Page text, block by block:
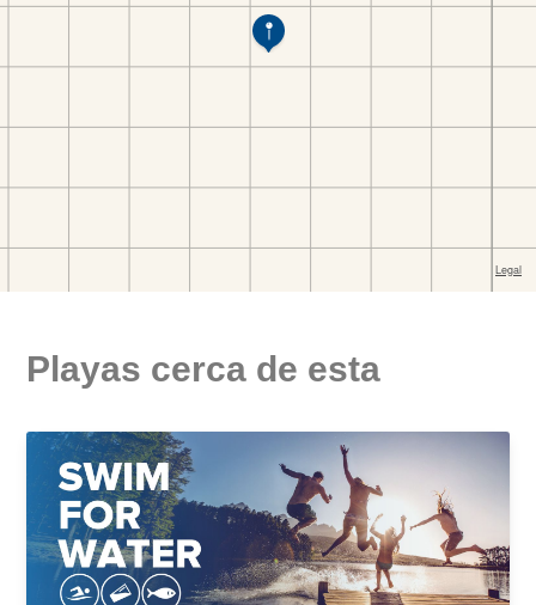
Playas cerca de esta